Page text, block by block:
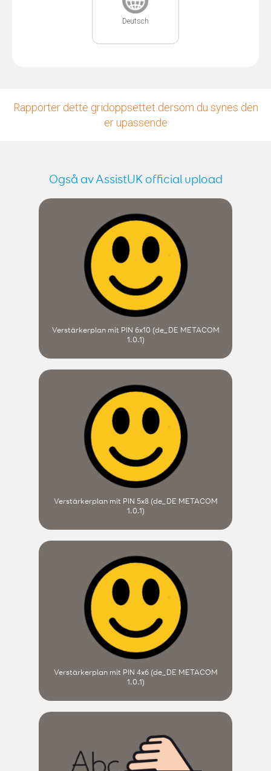
Deutsch
Rapporter dette gridoppsettet dersom du synes den
er upassende
Også av AssistUK official upload
Verstärkerplan mit PIN 6x10 (de_DE METACOM
1.0.1)
Verstärkerplan mit PIN 5x8 (de_DE METACOM
1.0.1)
Verstärkerplan mit PIN 4x6 (de_DE METACOM
1.0.1)